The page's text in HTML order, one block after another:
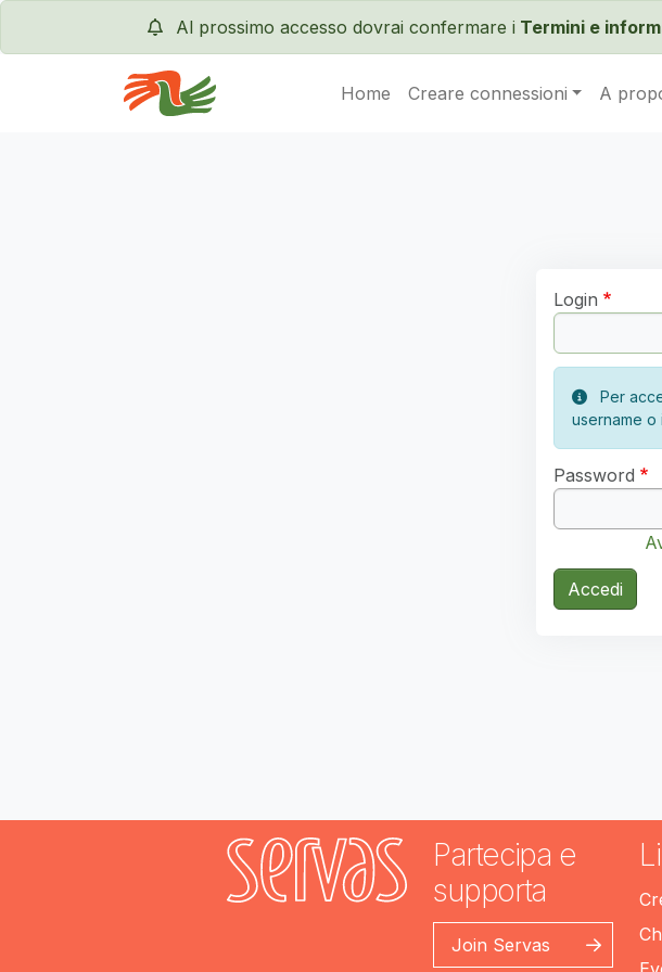
Al prossimo accesso dovrai confermare i Termini e
Servas International Home Creare connessioni A
Login
Per
username o
Password
Accedi
Partecipa e
supporta
Join Servas